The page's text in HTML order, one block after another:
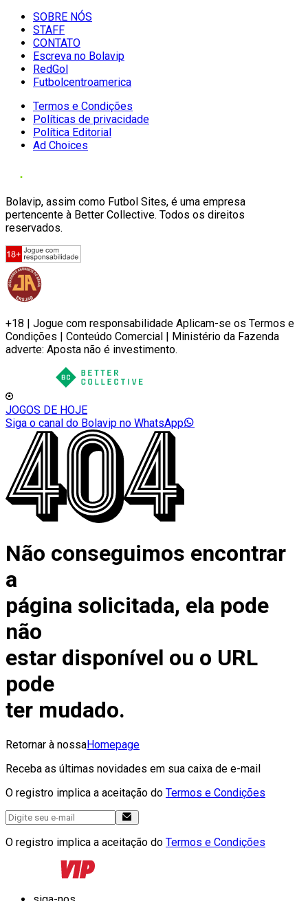
SOBRE NÓS
STAFF
CONTATO
Escreva no Bolavip
RedGol
Futbolcentroamerica
Termos e Condições
Políticas de privacidade
Política Editorial
Ad Choices
Bolavip, assim como Futbol Sites, é uma empresa
pertencente à Better Collective. Todos os direitos
reservados.
+18 | Jogue com responsabilidade Aplicam-se os Termos e
Condições | Conteúdo Comercial | Ministério da Fazenda
adverte: Aposta não é investimento.
JOGOS DE HOJE
Siga o canal do Bolavip no WhatsApp
Não conseguimos encontrar
a
página solicitada, ela pode
não
estar disponível ou o URL
pode
ter mudado.
Retornar à nossaHomepage
Receba as últimas novidades em sua caixa de e-mail
O registro implica a aceitação do Termos e Condições
O registro implica a aceitação do Termos e Condições